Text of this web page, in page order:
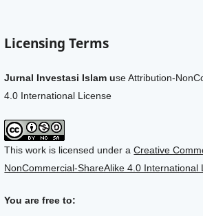
Licensing Terms
Jurnal Investasi Islam use Attribution-
4.0 International License
This work is licensed under aCreative
NonCommercial-ShareAlike 4.0 International
You are free to: